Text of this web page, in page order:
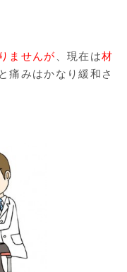
ませんが 、現在は材
痛みはかなり緩和さ